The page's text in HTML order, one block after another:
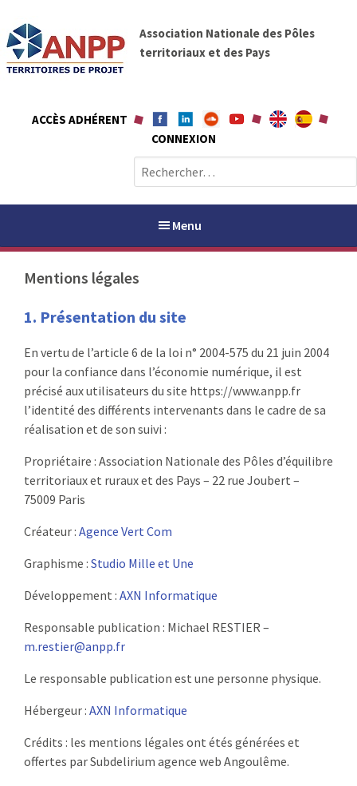
t
A
N
P
P
Association Nationale des Pôles
territoriaux et des Pays
ACCÈS ADHÉRENT
CONNEXION
e
c
c
e
:
Menu
ANPP
RENCONTRES
PUBLICATIONS
JURIDIQUE
Mentions légales
1. Présentation du site
En vertu de l’article 6 de la loi n° 2004-575 du 21 juin 2004
pour la confiance dans l’économie numérique, il est
précisé aux utilisateurs du site https://www.anpp.fr
l’identité des différents intervenants dans le cadre de sa
réalisation et de son suivi :
Propriétaire : Association Nationale des Pôles d’équilibre
territoriaux et ruraux et des Pays – 22 rue Joubert –
75009 Paris
Créateur : Agence Vert Com
Graphisme : Studio Mille et Une
Développement : AXN Informatique
Responsable publication : Michael RESTIER –
m.restier@anpp.fr
Le responsable publication est une personne physique.
Hébergeur : AXN Informatique
Crédits : les mentions légales ont étés générées et
offertes par Subdelirium agence web Angoulême.